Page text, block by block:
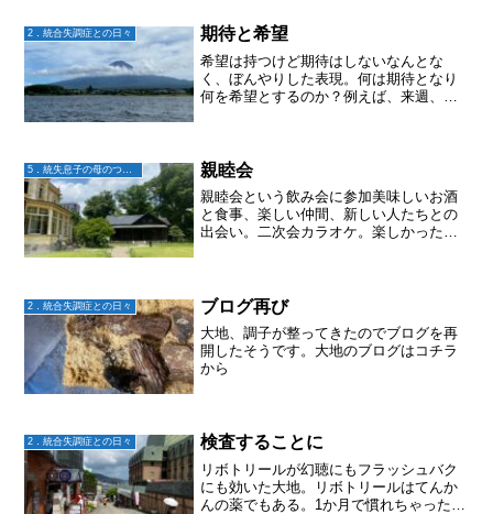
2．統合失調症との日々 期待と希望
希望は持つけど期待はしないなんとな
く、ぼんやりした表現。何は期待となり
何を希望とするのか？例えば、来週、作
る。けれど当日になって、や...
5．統失息子の母のつぶやき 親睦会
親睦会という飲み会に参加美味しいお酒
と食事、楽しい仲間、新しい人たちとの
出会い。二次会カラオケ。楽しかったー
2．統合失調症との日々 ブログ再び
大地、調子が整ってきたのでブログを再
開したそうです。大地のブログはコチラ
から
2．統合失調症との日々 検査することに
リボトリールが幻聴にもフラッシュバク
にも効いた大地。リボトリールはてんか
んの薬でもある。1か月で慣れちゃったけ